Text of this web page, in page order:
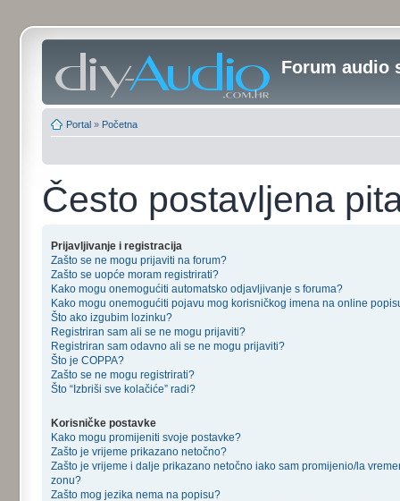
Forum audio
Portal » Početna
Često postavljena
Prijavljivanje i registracija
Zašto se ne mogu prijaviti na forum?
Zašto se uopće moram registrirati?
Kako mogu onemogućiti automatsko odjavljivanje s foruma?
Kako mogu onemogućiti pojavu mog korisničkog imena na online
Što ako izgubim lozinku?
Registriran sam ali se ne mogu prijaviti?
Registriran sam odavno ali se ne mogu prijaviti?
Što je COPPA?
Zašto se ne mogu registrirati?
Što “Izbriši sve kolačiće” radi?
Korisničke postavke
Kako mogu promijeniti svoje postavke?
Zašto je vrijeme prikazano netočno?
Zašto je vrijeme i dalje prikazano netočno iako sam promijenio/la
zonu?
Zašto mog jezika nema na popisu?